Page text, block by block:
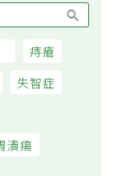
痔瘡
失智症
胃潰瘍